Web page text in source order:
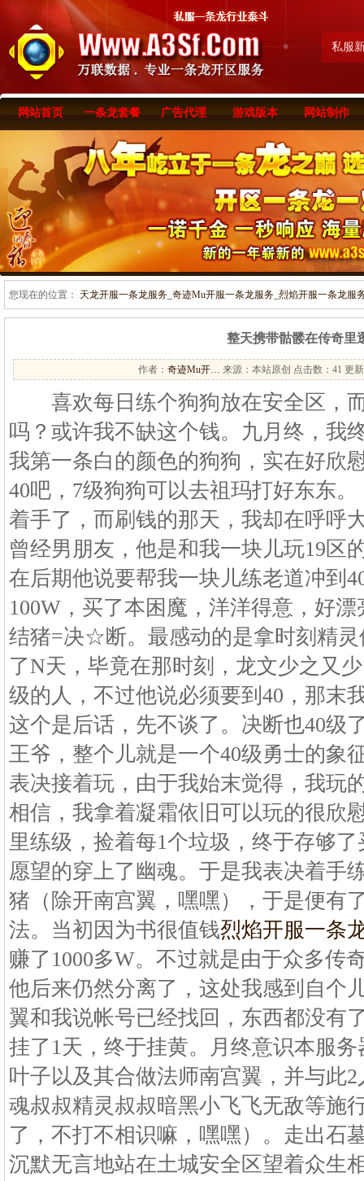
私服
网站首页 一条龙套餐 广告代理 游戏版本 网站制作
您现在的位置： 天龙开服一条龙服务_奇迹Mu开服一条龙服务_烈焰开服一条龙服
整天携带骷髅在传奇里
作者： 奇迹Mu开… 来源：本站原创 点击数： 41 更
喜欢每日练个狗狗放在安全区，
吗？或许我不缺这个钱。九月终，我
我第一条白的颜色的狗狗，实在好欣
40吧，7级狗狗可以去祖玛打好东东
着手了，而刷钱的那天，我却在呼呼
曾经男朋友，他是和我一块儿玩19区
在后期他说要帮我一块儿练老道冲到
100W，买了本困魔，洋洋得意，好
结猪=决☆断。最感动的是拿时刻精
了N天，毕竟在那时刻，龙文少之又
级的人，不过他说必须要到40，那末
这个是后话，先不谈了。决断也40级
王爷，整个儿就是一个40级勇士的象
表决接着玩，由于我始末觉得，我玩
相信，我拿着凝霜依旧可以玩的很欣
里练级，捡着每1个垃圾，终于存够
愿望的穿上了幽魂。于是我表决着手
猪（除开南宫翼，嘿嘿），于是便有
法。当初因为书很值钱烈焰开服一条
赚了1000多W。不过就是由于众多传
他后来仍然分离了，这处我感到自个
翼和我说帐号已经找回，东西都没有
挂了1天，终于挂黄。月终意识本服
叶子以及其合做法师南宫翼，并与此
魂叔叔精灵叔叔暗黑小飞飞无敌等施
了，不打不相识嘛，嘿嘿）。走出石
沉默无言地站在土城安全区望着众生